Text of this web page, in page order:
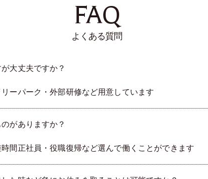
FAQ
よくある質問
大丈夫ですか？
ーパーク・外部研修など用意しています
がありますか？
間正社員・役職復帰など選んで働くことができます